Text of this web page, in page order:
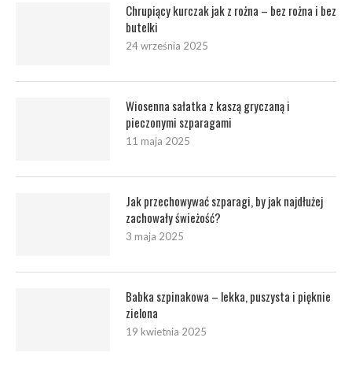
Chrupiący kurczak jak z rożna – bez rożna i bez
butelki
24 września 2025
Wiosenna sałatka z kaszą gryczaną i
pieczonymi szparagami
11 maja 2025
Jak przechowywać szparagi, by jak najdłużej
zachowały świeżość?
3 maja 2025
Babka szpinakowa – lekka, puszysta i pięknie
zielona
19 kwietnia 2025